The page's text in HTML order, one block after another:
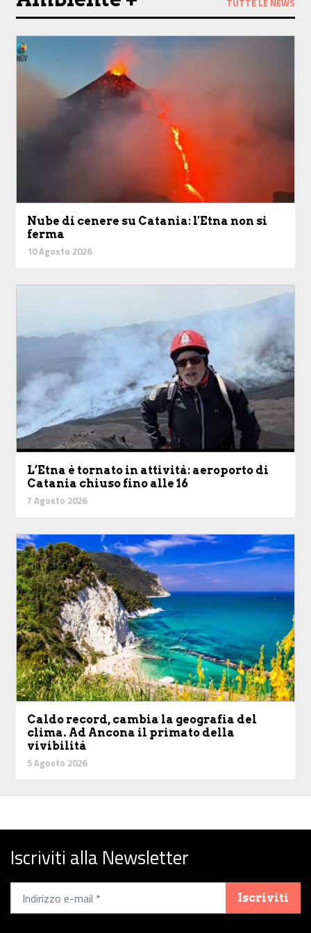
Nube di cenere su Catania: l'Etna non si
ferma
10 Agosto 2026
L’Etna è tornato in attività: aeroporto di
Catania chiuso fino alle 16
7 Agosto 2026
Caldo record, cambia la geografia del
clima. Ad Ancona il primato della
vivibilità
5 Agosto 2026
Iscriviti alla Newsletter
Iscriviti